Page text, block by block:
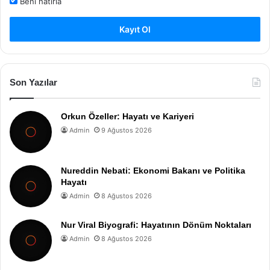
Kayıt Ol
Son Yazılar
Orkun Özeller: Hayatı ve Kariyeri
Admin 9 Ağustos 2026
Nureddin Nebati: Ekonomi Bakanı ve Politika
Hayatı
Admin 8 Ağustos 2026
Nur Viral Biyografi: Hayatının Dönüm Noktaları
Admin 8 Ağustos 2026